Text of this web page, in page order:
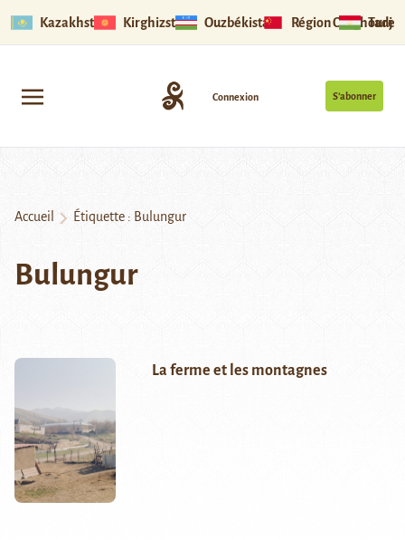
Kazakhstan Kirghizstan Ouzbékistan Région Ouïghoure
S’abonner
Connexion
Accueil Étiquette : Bulungur
Bulungur
La ferme et les montagnes